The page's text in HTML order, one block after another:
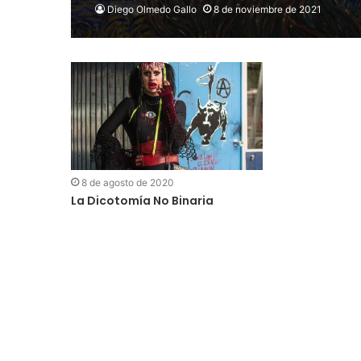
Diego Olmedo Gallo 8 de noviembre de 2021
8 de agosto de 2020
La Dicotomía No Binaria